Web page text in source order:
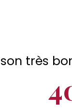
très